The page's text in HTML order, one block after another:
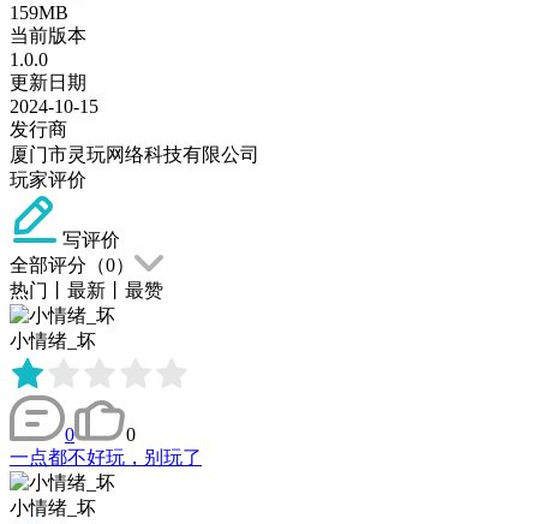
159MB
当前版本
1.0.0
更新日期
2024-10-15
发行商
厦门市灵玩网络科技有限公司
玩家评价
写评价
全部评分（0）
热门
最新 最赞
小情绪_坏
0
0
一点都不好玩，别玩了
小情绪_坏